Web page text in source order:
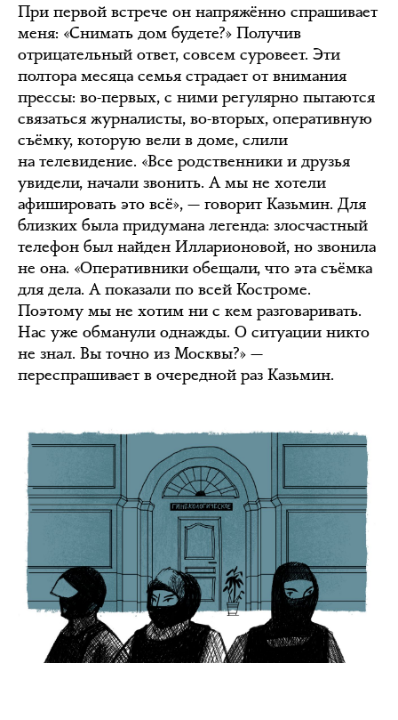
При первой встрече он напряжённо спрашивает
меня: «Снимать дом будете?» Получив
отрицательный ответ, совсем суровеет. Эти
полтора месяца семья страдает от внимания
прессы: во-первых, с ними регулярно пытаются
связаться журналисты, во-вторых, оперативную
съёмку, которую вели в доме, слили
на телевидение. «Все родственники и друзья
увидели, начали звонить. А мы не хотели
афишировать это всё», — говорит Казьмин. Для
близких была придумана легенда: злосчастный
телефон был найден Илларионовой, но звонила
не она. «Оперативники обещали, что эта съёмка
для дела. А показали по всей Костроме.
Поэтому мы не хотим ни с кем разговаривать.
Нас уже обманули однажды. О ситуации никто
не знал. Вы точно из Москвы?» —
переспрашивает в очередной раз Казьмин.